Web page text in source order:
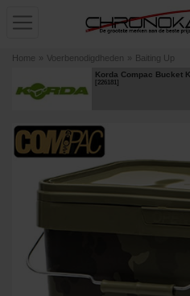
Home » Voerbenodigdheden » Baiting Up
Korda Compac Bucket
[226181]